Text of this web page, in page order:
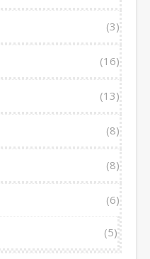
(3)
(16)
(13)
(8)
(8)
(6)
(5)